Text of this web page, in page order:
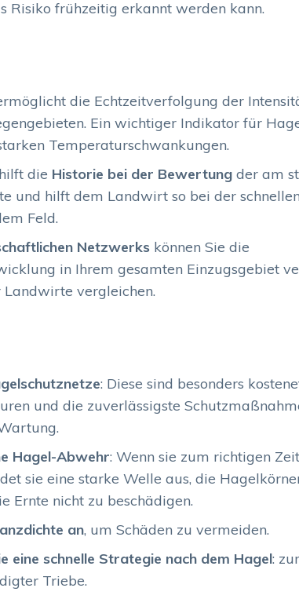
Risiko frühzeitig erkannt werden kann.
die Echtzeitverfolgung der
Ein wichtiger Indikator für
Temperaturschwankungen.
die Historie bei der Bewertungder am
und hilft dem Landwirt so bei der
Feld.
Netzwerkskönnen Sie die
in Ihrem gesamten Einzugsgebiet
vergleichen.
: Diese sind besonders
und die zuverlässigste
Hagel-Abwehr: Wenn sie zum richtigen
sie eine starke Welle aus, die
Ernte nicht zu beschädigen.
an, um Schäden zu vermeiden.
eine schnelle Strategie nach dem Hagel:
Triebe.